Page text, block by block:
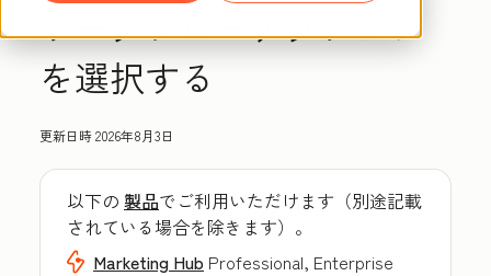
ワークフローアクション
を選択する
更新日時2026年8月3日
以下の 製品でご利用いただけます（別途記載
されている場合を除きます）。
Marketing Hub Professional, Enterprise